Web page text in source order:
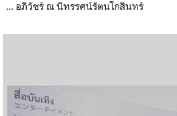
... อภิวัชร์ ณ นิทรรศน์รัตนโกสินทร์